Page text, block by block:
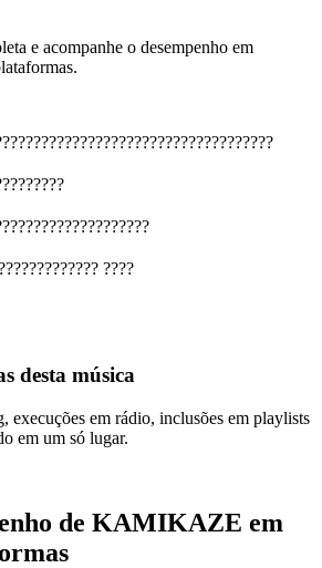
e acompanhe o desempenho em
????
desta música
execuções em rádio, inclusões em playlists
em um só lugar.
de KAMIKAZE em